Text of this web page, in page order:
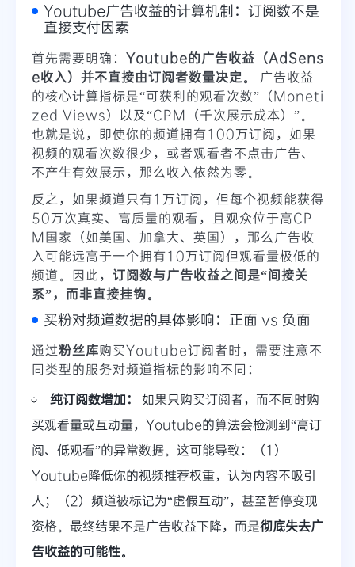
Youtube广告收益的计算机制：订阅数不是
直接支付因素
首先需要明确： Youtube的广告收益（AdSens
e收入）并不直接由订阅者数量决定。
广告收益
的核心计算指标是“可获利的观看次数”（Moneti
zed Views）以及“CPM（千次展示成本）”。
也就是说，即使你的频道拥有100万订阅，如果
视频的观看次数很少，或者观看者不点击广告、
不产生有效展示，那么收入依然为零。
反之，如果频道只有1万订阅，但每个视频能获得
50万次真实、高质量的观看，且观众位于高CP
M国家（如美国、加拿大、英国），那么广告收
入可能远高于一个拥有10万订阅但观看量极低的
频道。因此， 订阅数与广告收益之间是“间接关
系”，而非直接挂钩。
买粉对频道数据的具体影响：正面 vs 负面
通过粉丝库购买Youtube订阅者时，需要注意不
同类型的服务对频道指标的影响不同：
纯订阅数增加：
如果只购买订阅者，而不同时购
买观看量或互动量，Youtube的算法会检测到“高订
阅、低观看”的异常数据。这可能导致：（1）
Youtube降低你的视频推荐权重，认为内容不吸引
人；（2）频道被标记为“虚假互动”，甚至暂停变现
资格。最终结果不是广告收益下降，而是彻底失去广
告收益的可能性。